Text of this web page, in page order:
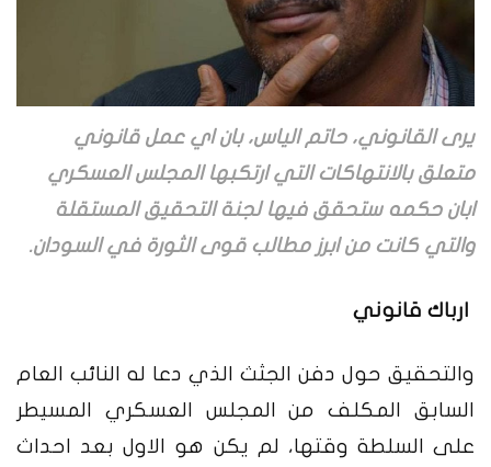
يرى القانوني، حاتم الياس، بان اي عمل قانوني
متعلق بالانتهاكات التي ارتكبها المجلس العسكري
ابان حكمه ستحقق فيها لجنة التحقيق المستقلة
والتي كانت من ابرز مطالب قوى الثورة في السودان.
ارباك قانوني
والتحقيق حول دفن الجثث الذي دعا له النائب العام
السابق المكلف من المجلس العسكري المسيطر
على السلطة وقتها، لم يكن هو الاول بعد احداث